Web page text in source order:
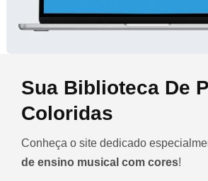
Sua Biblioteca De
Coloridas
Conheça o site dedicado
de ensino musical com cores!